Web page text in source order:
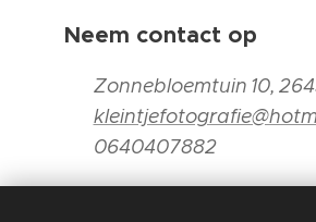
Neem contact op
Zonnebloemtuin 10,
0640407882